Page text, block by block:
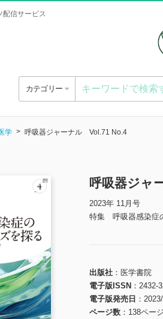
配信サービス
カテゴリー
学 呼吸器ジャーナル Vol.71 No.4
呼吸器ジャ
2023年 11月号
特集 呼吸器感染症
出版社
医学書院
電子版ISSN
2432-
電子版発売日
ページ数
138ページ